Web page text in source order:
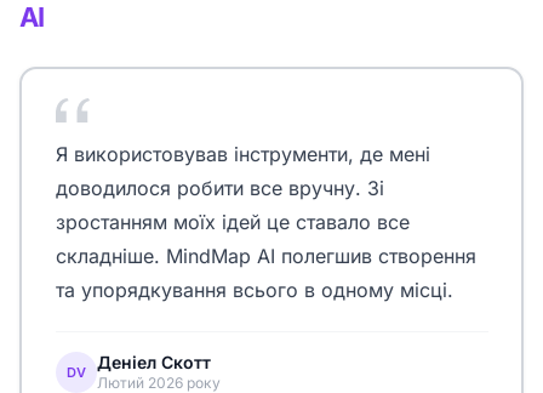
AI
Я використовував інструменти, де мені
доводилося робити все вручну. Зі
зростанням моїх ідей це ставало все
складніше. MindMap AI полегшив створення
та упорядкування всього в одному місці.
DV Деніел Скотт
Лютий 2026 року